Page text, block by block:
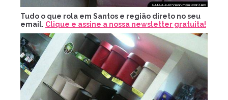
Tudo o que rola em Santos e região direto no seu
email. Clique e assine a nossa newsletter gratuita!